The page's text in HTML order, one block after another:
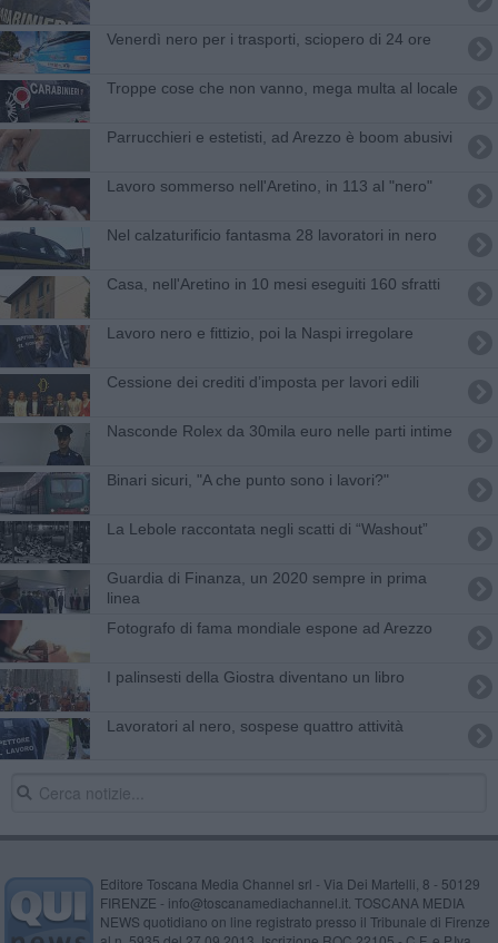
Venerdì nero per i trasporti, sciopero di 24 ore
Troppe cose che non vanno, mega multa al locale
Parrucchieri e estetisti, ad Arezzo è boom abusivi
Lavoro sommerso nell'Aretino, in 113 al "nero"
Nel calzaturificio fantasma 28 lavoratori in nero
Casa, nell'Aretino in 10 mesi eseguiti 160 sfratti
Lavoro nero e fittizio, poi la Naspi irregolare
Cessione dei crediti d’imposta per lavori edili
Nasconde Rolex da 30mila euro nelle parti intime
Binari sicuri, "A che punto sono i lavori?"
La Lebole raccontata negli scatti di “Washout”
Guardia di Finanza, un 2020 sempre in prima
linea
Fotografo di fama mondiale espone ad Arezzo
I palinsesti della Giostra diventano un libro
Lavoratori al nero, sospese quattro attività
Editore Toscana Media Channel srl - Via Dei Martelli, 8 - 50129
FIRENZE - info@toscanamediachannel.it. TOSCANA MEDIA
NEWS quotidiano on line registrato presso il Tribunale di Firenze